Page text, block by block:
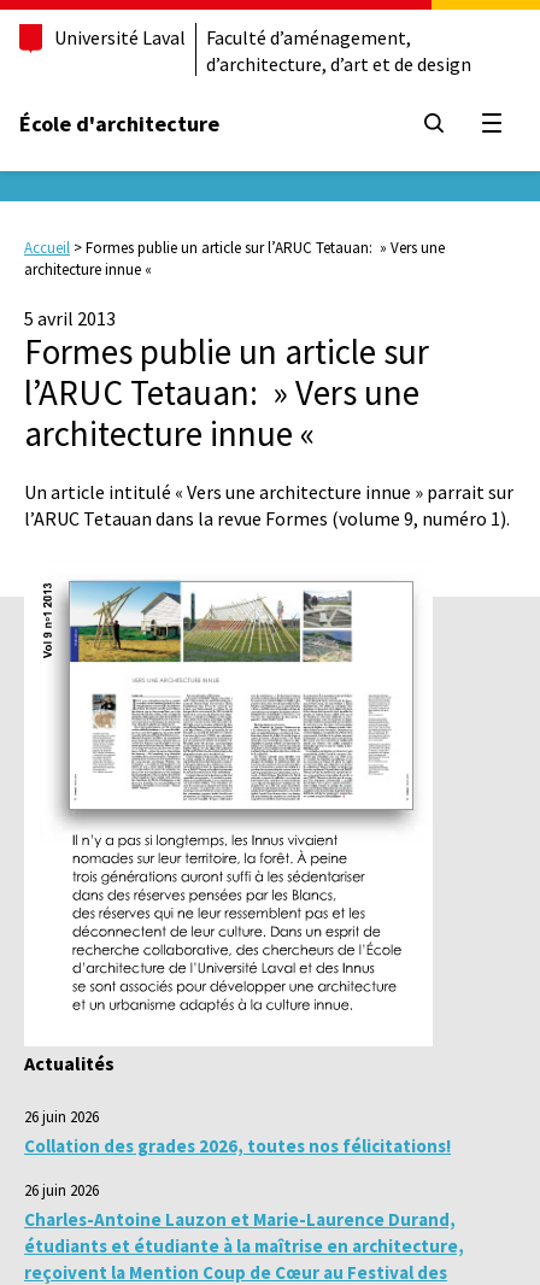
Université Laval
Faculté d’aménagement,
d’architecture, d’art et de design
École d'architecture
Accueil >Formes publie un article sur l’ARUC Tetauan: » Vers une
architecture innue «
5 avril 2013
Formes publie un article sur
l’ARUC Tetauan: » Vers une
architecture innue «
Un article intitulé « Vers une architecture innue » parrait sur
l’ARUC Tetauan dans la revue Formes (volume 9, numéro 1).
Actualités
26 juin 2026
Collation des grades 2026, toutes nos félicitations!
26 juin 2026
Charles-Antoine Lauzon et Marie-Laurence Durand,
étudiants et étudiante à la maîtrise en architecture,
reçoivent la Mention Coup de Cœur au Festival des